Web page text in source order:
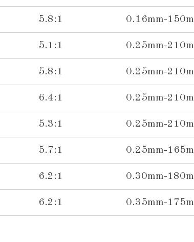
5.8:1 0.16mm-150m
5.1:1 0.25mm-210m
5.8:1 0.25mm-210m
6.4:1 0.25mm-210m
5.3:1 0.25mm-210m
5.7:1 0.25mm-165m
6.2:1 0.30mm-180m
6.2:1 0.35mm-175m